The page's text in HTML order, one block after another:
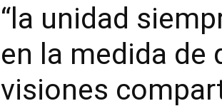
“la unidad
en la medida de
visiones